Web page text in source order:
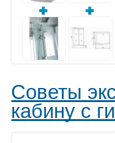
Советы
кабину с